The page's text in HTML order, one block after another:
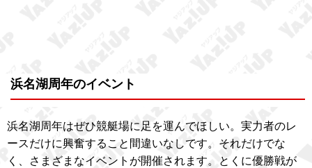
浜名湖周年のイベント
浜名湖周年はぜひ競艇場に足を運んでほしい。実力者のレ
ースだけに興奮すること間違いなしです。それだけでな
く、さまざまなイベントが開催されます。とくに優勝戦が